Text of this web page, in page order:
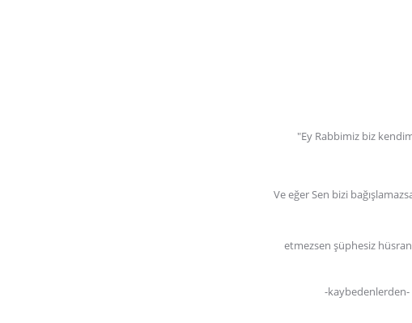
"Ey Rabbimiz biz
Ve eğer Sen bizi
etmezsen şüphesiz
-